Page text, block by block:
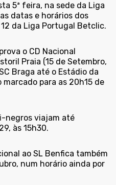
5ª feira, na sede da Liga
datas e horários dos
da Liga Portugal Betclic.
o CD Nacional
Praia (15 de Setembro,
Braga até o Estádio da
marcado para as 20h15 de
negros viajam até
às 15h30.
ao SL Benfica também
num horário ainda por